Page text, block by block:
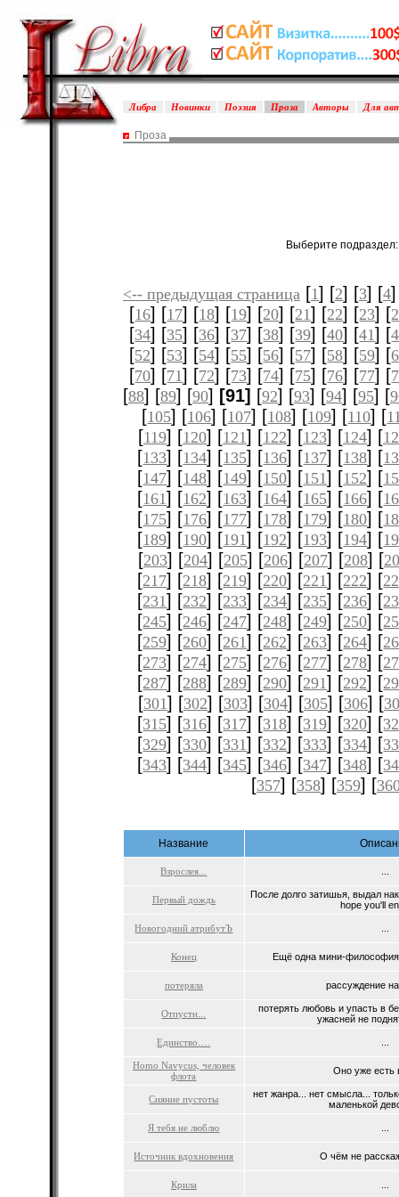
Либра Новинки Поэзия Проза Авторы Для
Проза
Выберите
<-- предыдущая страница [1] [2] [3] [4
[16] [17] [18] [19] [20] [21] [22] [23] [
[34] [35] [36] [37] [38] [39] [40] [41] [
[52] [53] [54] [55] [56] [57] [58] [59] [
[70] [71] [72] [73] [74] [75] [76] [77] [
[88] [89] [90] [91] [92] [93] [94] [95] [
[105] [106] [107] [108] [109] [110] [
[119] [120] [121] [122] [123] [124] [
[133] [134] [135] [136] [137] [138] [
[147] [148] [149] [150] [151] [152] [
[161] [162] [163] [164] [165] [166] [
[175] [176] [177] [178] [179] [180] [
[189] [190] [191] [192] [193] [194] [
[203] [204] [205] [206] [207] [208] [
[217] [218] [219] [220] [221] [222] [
[231] [232] [233] [234] [235] [236] [
[245] [246] [247] [248] [249] [250] [
[259] [260] [261] [262] [263] [264] [
[273] [274] [275] [276] [277] [278] [
[287] [288] [289] [290] [291] [292] [
[301] [302] [303] [304] [305] [306] [
[315] [316] [317] [318] [319] [320] [
[329] [330] [331] [332] [333] [334] [
[343] [344] [345] [346] [347] [348] [
[357] [358] [359] [
Название
Взрослея...
Первый дождь
После долго затишья, выдал
hope you'll
Новогодний атрибутЪ
Конец Ещё одна мини-
потеряла рассуждение
Отпусти...
потерять любовь и упасть в
ужасней не
Единство….
Homo Navycus, человек
флота
Оно уже есть
Сияние пустоты
нет жанра... нет смысла...
маленькой
Я тебя не люблю
Источник вдохновения О чём не
Крила